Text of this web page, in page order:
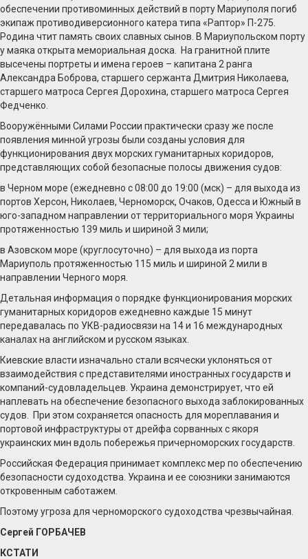
обеспечении противоминных действий в порту Мариуполя погиб
экипаж противодиверсионного катера типа «Раптор» П-275.
Родина чтит память своих славных сынов. В Мариупольском порту
у маяка открыта мемориальная доска. На гранитной плите
высечены портреты и имена героев – капитана 2 ранга
Александра Боброва, старшего сержанта Дмитрия Николаева,
старшего матроса Сергея Дорохина, старшего матроса Сергея
Федченко.
Вооружёнными Силами России практически сразу же после
появления минной угрозы были созданы условия для
функционирования двух морских гуманитарных коридоров,
представляющих собой безопасные полосы движения судов:
в Черном море (ежедневно с 08:00 до 19:00 (мск) – для выхода из
портов Херсон, Николаев, Черноморск, Очаков, Одесса и Южный в
юго-западном направлении от территориального моря Украины
протяженностью 139 миль и шириной 3 мили;
в Азовском море (круглосуточно) – для выхода из порта
Мариуполь протяженностью 115 миль и шириной 2 мили в
направлении Черного моря.
Детальная информация о порядке функционирования морских
гуманитарных коридоров ежедневно каждые 15 минут
передавалась по УКВ-радиосвязи на 14 и 16 международных
каналах на английском и русском языках.
Киевские власти изначально стали всячески уклоняться от
взаимодействия с представителями иностранных государств и
компаний-судовладельцев. Украина демонстрирует, что ей
наплевать на обеспечение безопасного выхода заблокированных
судов. При этом сохраняется опасность для мореплавания и
портовой инфраструктуры от дрейфа сорванных с якоря
украинских мин вдоль побережья причерноморских государств.
Российская Федерация принимает комплекс мер по обеспечению
безопасности судоходства. Украина и ее союзники занимаются
откровенным саботажем.
Поэтому угроза для черноморского судоходства чрезвычайная.
Сергей ГОРБАЧЕВ
КСТАТИ